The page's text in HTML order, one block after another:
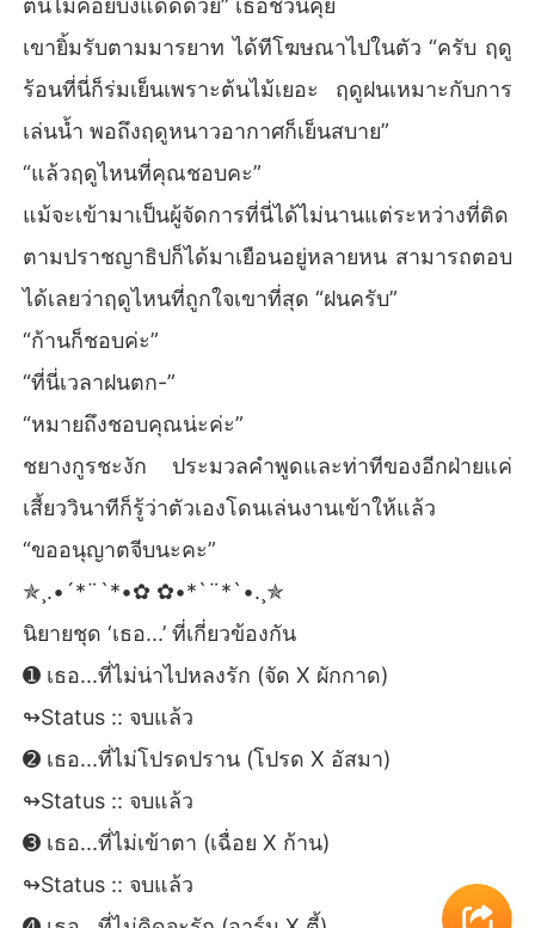
ต้นไม้คอยบังแดดด้วย” เธอชวนคุย
เขายิ้มรับตามมารยาท ได้ทีโฆษณาไปในตัว “ครับ ฤดู
ร้อนที่นี่ก็ร่มเย็นเพราะต้นไม้เยอะ ฤดูฝนเหมาะกับการ
เล่นน้ำ พอถึงฤดูหนาวอากาศก็เย็นสบาย”
“แล้วฤดูไหนที่คุณชอบคะ”
แม้จะเข้ามาเป็นผู้จัดการที่นี่ได้ไม่นานแต่ระหว่างที่ติด
ตามปราชญาธิปก็ได้มาเยือนอยู่หลายหน สามารถตอบ
ได้เลยว่าฤดูไหนที่ถูกใจเขาที่สุด “ฝนครับ”
“ก้านก็ชอบค่ะ”
“ที่นี่เวลาฝนตก-”
“หมายถึงชอบคุณน่ะค่ะ”
ชยางกูรชะงัก ประมวลคำพูดและท่าทีของอีกฝ่ายแค่
เสี้ยววินาทีก็รู้ว่าตัวเองโดนเล่นงานเข้าให้แล้ว
“ขออนุญาตจีบนะคะ”
✯¸.•´*¨`*•✿ ✿•*`¨*`•.¸✯
นิยายชุด ‘เธอ...’ ที่เกี่ยวข้องกัน
➊ เธอ...ที่ไม่น่าไปหลงรัก (จัด X ผักกาด)
↬Status :: จบแล้ว
➋ เธอ...ที่ไม่โปรดปราน (โปรด X อัสมา)
↬Status :: จบแล้ว
➌ เธอ...ที่ไม่เข้าตา (เฉื่อย X ก้าน)
↬Status :: จบแล้ว